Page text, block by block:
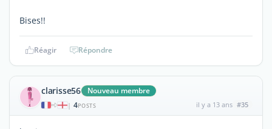
Bises!!
Réagir Répondre
clarisse56 Nouveau membre
| 4POSTS il y a 13 ans #35